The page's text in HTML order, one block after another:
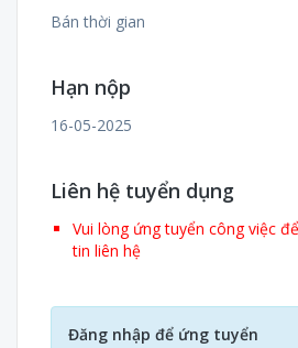
Bán thời gian
Hạn nộp
16-05-2025
Liên hệ tuyển dụng
Vui lòng ứng tuyển công việc
tin liên hệ
Đăng nhập để ứng tuyển